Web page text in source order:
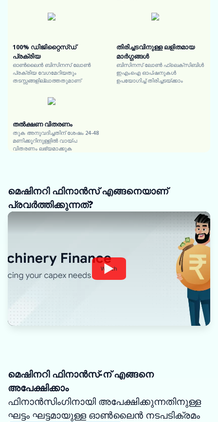
100% ഡിജിറ്റൈസ്ഡ്
പ്രക്രിയ
ഓൺലൈൻ ബിസിനസ് ലോൺ
പ്രക്രിയ വേഗമേറിയതും
തടസ്സങ്ങളില്ലാത്തതുമാണ്
തിരിച്ചടവിനുള്ള ലളിതമായ
മാർഗ്ഗങ്ങൾ
ബിസിനസ് ലോൺ ഫ്ലെക്സിബിൾ
ഇഎംഐ ഓപ്ഷനുകൾ
ഉപയോഗിച്ച് തിരിച്ചടയ്ക്കാം
തൽക്ഷണ വിതരണം
തുക അനുവദിച്ചതിന് ശേഷം 24-48
മണിക്കൂറിനുള്ളിൽ വായ്പ
വിതരണം ലഭ്യമാക്കുക
മെഷിനറി ഫിനാൻസ് എങ്ങനെയാണ്
പ്രവർത്തിക്കുന്നത്?
Watch
മെഷിനറി ഫിനാൻസ്-ന് എങ്ങനെ
അപേക്ഷിക്കാം
ഫിനാൻസിംഗിനായി അപേക്ഷിക്കുന്നതിനുള്ള
ഘട്ടം ഘട്ടമായുള്ള ഓൺലൈൻ നടപടിക്രമം